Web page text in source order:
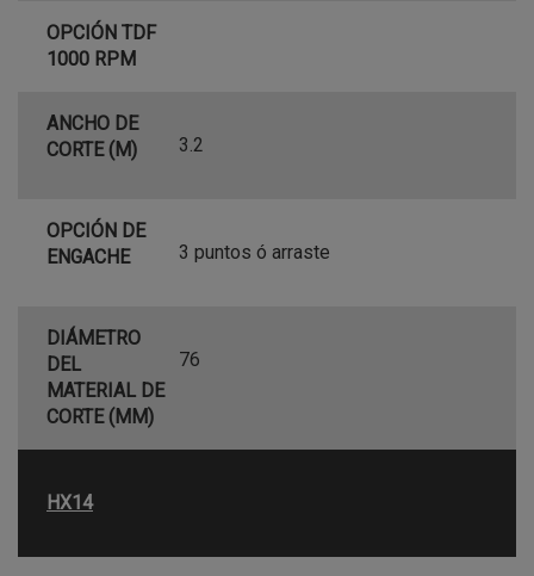
OPCIÓN TDF
1000 RPM
ANCHO DE
CORTE (M)
3.2
OPCIÓN DE
ENGACHE
3 puntos ó arraste
DIÁMETRO
DEL
MATERIAL DE
CORTE (MM)
76
HX14